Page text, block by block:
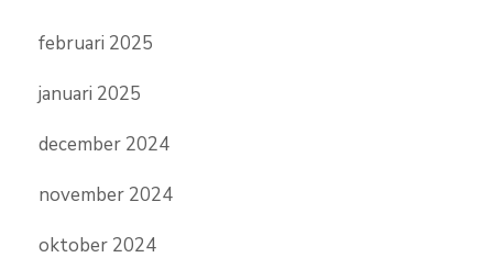
februari 2025
januari 2025
december 2024
november 2024
oktober 2024